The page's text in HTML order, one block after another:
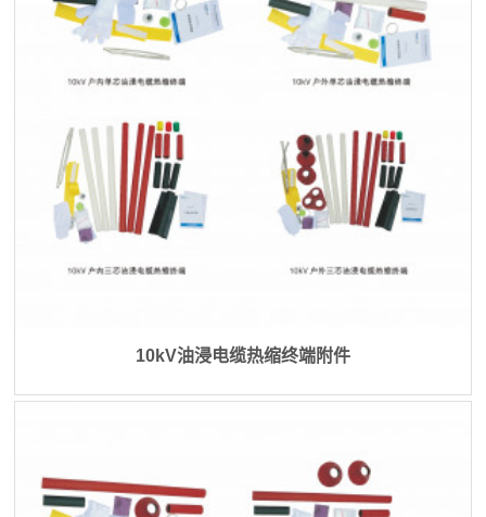
10kV油浸电缆热缩终端附件